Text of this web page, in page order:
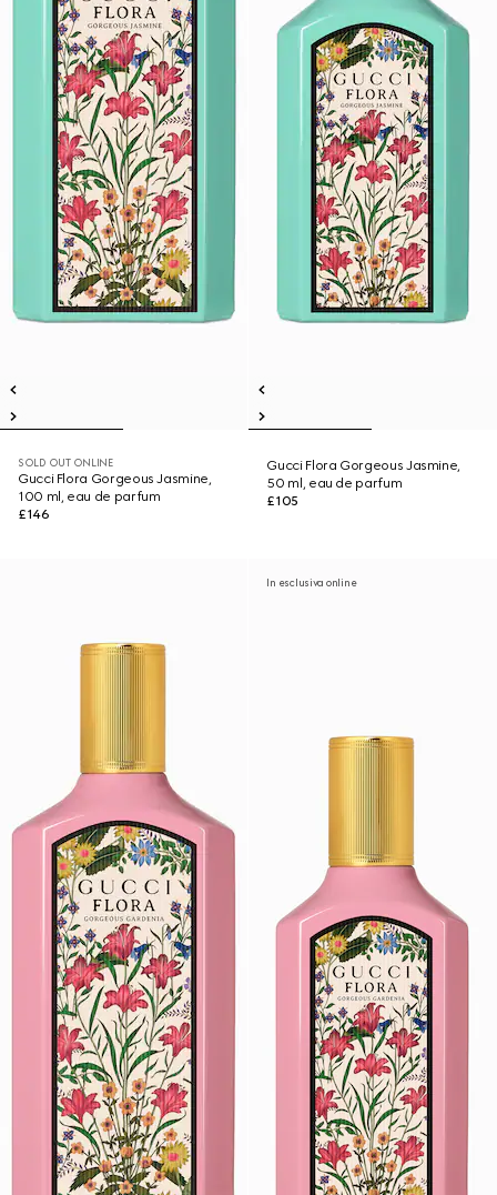
SOLD OUT ONLINE
Gucci Flora Gorgeous Jasmine,
100 ml, eau de parfum
£146
Gucci Flora Gorgeous Jasmine,
50 ml, eau de parfum
£105
In esclusiva online